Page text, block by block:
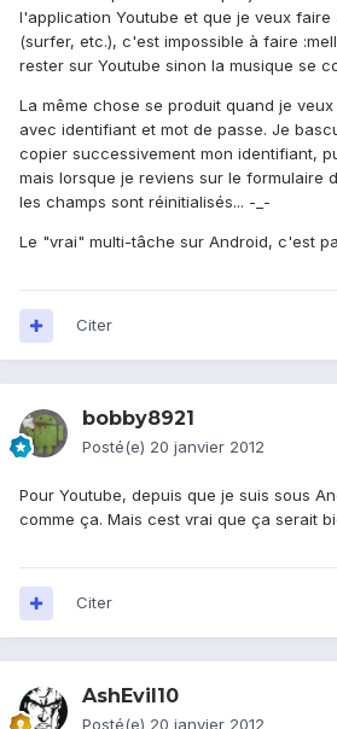
l'application Youtube et que je veux
(surfer, etc.), c'est impossible à faire
rester sur Youtube sinon la musique se
La même chose se produit quand je
avec identifiant et mot de passe. Je
copier successivement mon identifiant,
mais lorsque je reviens sur le formulaire
les champs sont réinitialisés... -_-
Le "vrai" multi-tâche sur Android, c'est
Citer
bobby8921
Posté(e) 20 janvier 2012
Pour Youtube, depuis que je suis sous
comme ça. Mais cest vrai que ça serait
Citer
AshEvil10
Posté(e) 20 janvier 2012